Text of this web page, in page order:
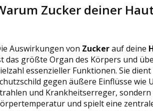
Zucker deiner
Auswirkungen von Zuckerauf deine
das größte Organ des Körpers und
essenzieller Funktionen. Sie
gegen äußere Einflüsse wie
und Krankheitserreger,
und spielt eine